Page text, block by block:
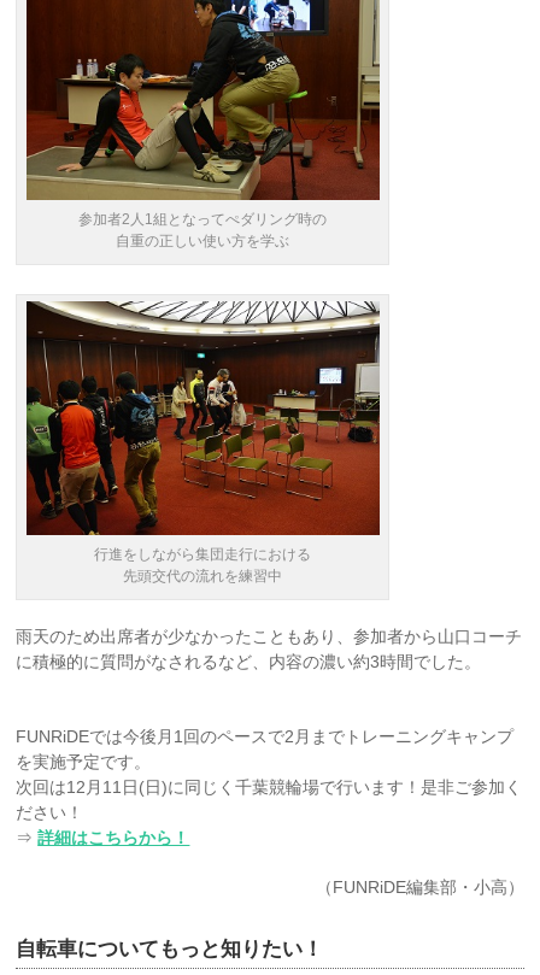
参加者2人1組となってぺダリング時の
自重の正しい使い方を学ぶ
行進をしながら集団走行における
先頭交代の流れを練習中
雨天のため出席者が少なかったこともあり、参加者から山口コーチ
に積極的に質問がなされるなど、内容の濃い約3時間でした。
FUNRiDEでは今後月1回のペースで2月までトレーニングキャンプ
を実施予定です。
次回は12月11日(日)に同じく千葉競輪場で行います！是非ご参加く
ださい！
⇒詳細はこちらから！
（FUNRiDE編集部・小高）
自転車についてもっと知りたい！